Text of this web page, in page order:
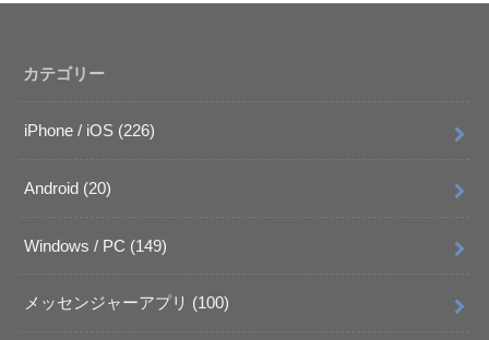
カテゴリー
iPhone / iOS (226)
Android (20)
Windows / PC (149)
メッセンジャーアプリ (100)